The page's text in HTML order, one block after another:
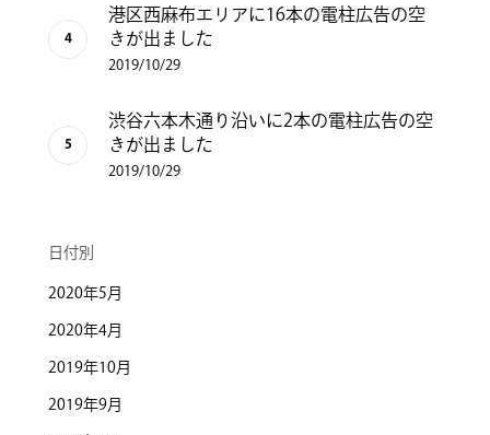
港区西麻布エリアに16本の電柱広告の空
きが出ました
2019/10/29
渋谷六本木通り沿いに2本の電柱広告の空
きが出ました
2019/10/29
日付別
2020年5月
2020年4月
2019年10月
2019年9月